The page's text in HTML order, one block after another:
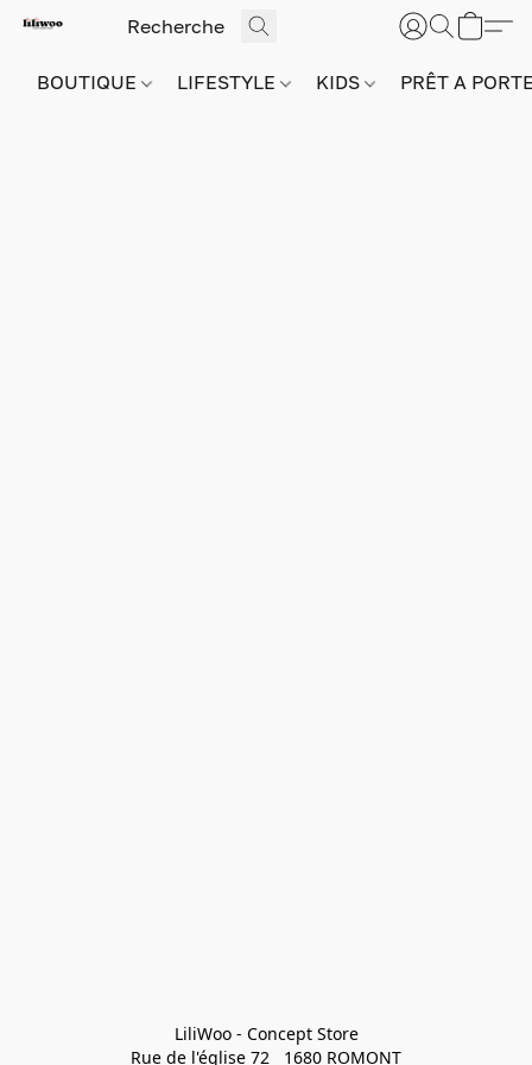
BOUTIQUE LIFESTYLE KIDS PRÊT A
LiliWoo - Concept Store
Rue de l'église 72   1680 ROMONT